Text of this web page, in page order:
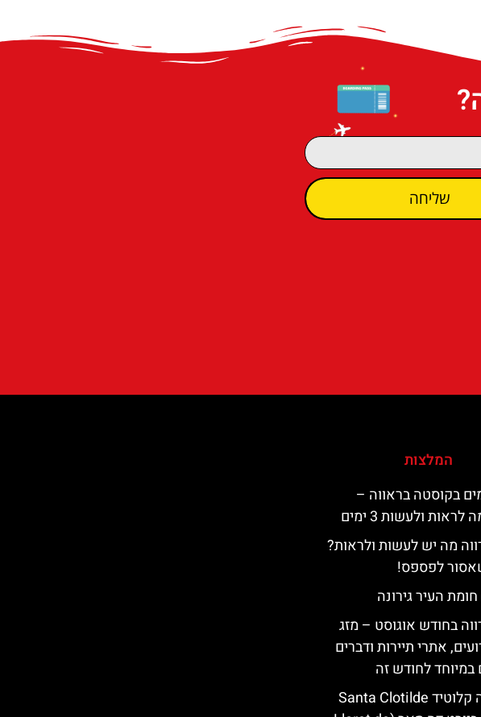
שליחה
המלצות
בקוסטה בראווה –
ולעשות 3 ימים
מה יש לעשות ולראות?
לפספס!
העיר גירונה
בחודש אוגוסט – מזג
אתרי תיירות ודברים
במיוחד לחודש זה
גנים סנטה קלוטיד Santa Clotilde